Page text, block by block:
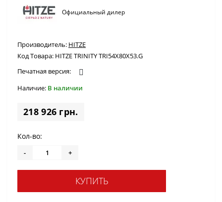
Производитель: HITZE
Код Товара: HITZE TRINITY TRI54X80X53.G
Печатная версия:
Наличие: В наличии
218 926 грн.
Официальный дилер
Кол-во:
- +
КУПИТЬ